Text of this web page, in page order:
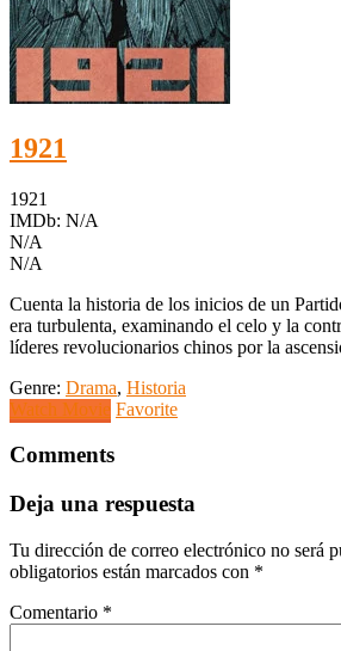
1921
1921
IMDb: N/A
N/A
N/A
Cuenta la historia de los inicios de un
era turbulenta, examinando el celo y la
líderes revolucionarios chinos por la
Genre: Drama, Historia
Watch Movie Favorite
Comments
Deja una respuesta
Tu dirección de correo electrónico no será
obligatorios están marcados con *
Comentario *